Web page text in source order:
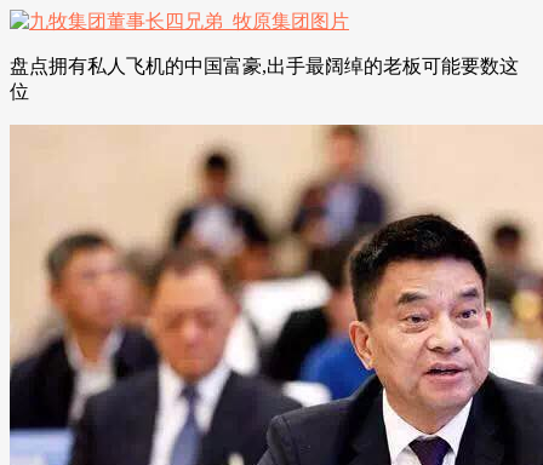
盘点拥有私人飞机的中国富豪,出手最阔绰的老板可能要数这
位